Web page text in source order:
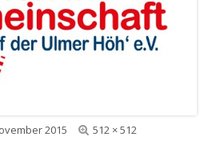
2015
Volle
512 × 512